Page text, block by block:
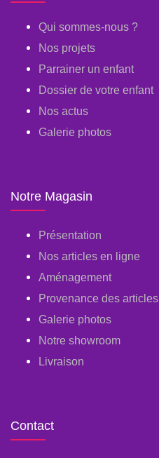
Qui sommes-nous ?
Nos projets
Parrainer un enfant
Dossier de votre enfant
Nos actus
Galerie photos
Notre Magasin
Présentation
Nos articles en ligne
Aménagement
Provenance des articles
Galerie photos
Notre showroom
Livraison
Contact